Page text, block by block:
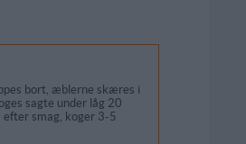
bort, æblerne skæres i
sagte under låg 20
efter smag, koger 3-5